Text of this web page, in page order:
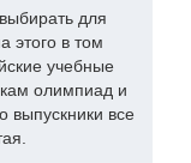
для
этого в том
учебные
олимпиад и
выпускники все